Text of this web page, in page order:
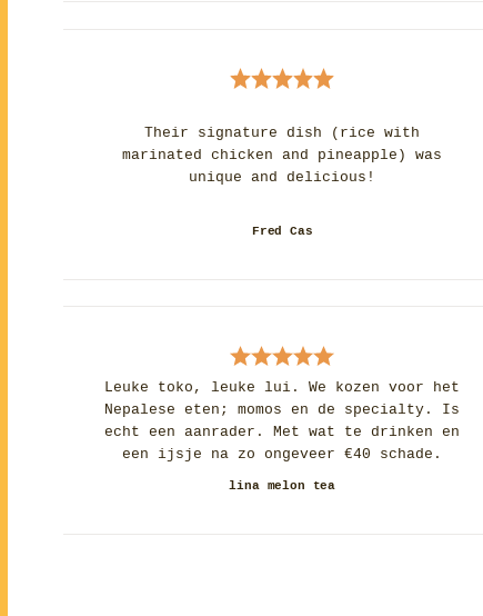
Their signature dish (rice with
marinated chicken and pineapple) was
unique and delicious!
Fred Cas
Leuke toko, leuke lui. We kozen voor het
Nepalese eten; momos en de specialty. Is
echt een aanrader. Met wat te drinken en
een ijsje na zo ongeveer €40 schade.
lina melon tea